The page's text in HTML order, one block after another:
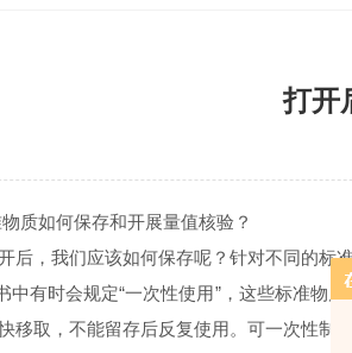
打开
如何保存和开展量值核验？
，我们应该如何保存呢？针对不同的标
时会规定“一次性使用”，这些标准物质
移取，不能留存后反复使用。可一次性制